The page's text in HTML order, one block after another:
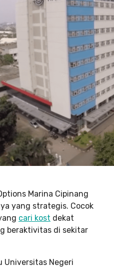
Marina Cipinang
yang strategis. Cocok
cari kost dekat
beraktivitas di sekitar
Universitas Negeri